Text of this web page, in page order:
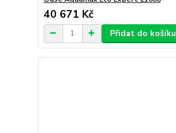
40 671 Kč
Přidat do košíku